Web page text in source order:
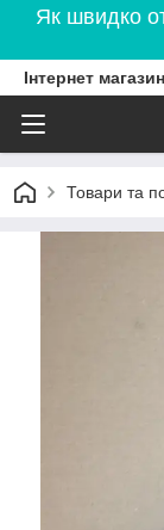
Як швидко
Інтернет
Товари та